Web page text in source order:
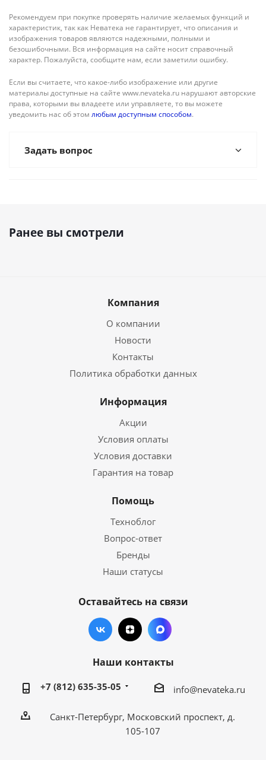
Рекомендуем при покупке проверять наличие желаемых функций и
характеристик, так как Неватека не гарантирует, что описания и
изображения товаров являются надежными, полными и
безошибочными. Вся информация на сайте носит справочный
характер. Пожалуйста, сообщите нам, если заметили ошибку.
Если вы считаете, что какое-либо изображение или другие
материалы доступные на сайте www.nevateka.ru нарушают авторские
права, которыми вы владеете или управляете, то вы можете
уведомить нас об этом любым доступным способом.
Задать вопрос
Ранее вы смотрели
Компания
О компании
Новости
Контакты
Политика обработки данных
Информация
Акции
Условия оплаты
Условия доставки
Гарантия на товар
Помощь
Техноблог
Вопрос-ответ
Бренды
Наши статусы
Оставайтесь на связи
Наши контакты
+7 (812) 635-35-05 info@nevateka.ru
Санкт-Петербург, Московский проспект, д.
105-107